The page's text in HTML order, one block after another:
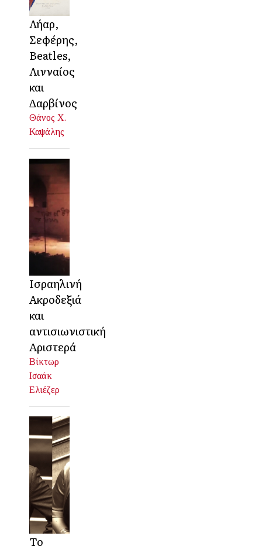
Λήαρ,
Σεφέρης,
Beatles,
Λινναίος
και
Δαρβίνος
Θάνος Χ.
Καψάλης
Ισραηλινή
Ακροδεξιά
και
αντισιωνιστική
Αριστερά
Βίκτωρ
Ισαάκ
Ελιέζερ
Το